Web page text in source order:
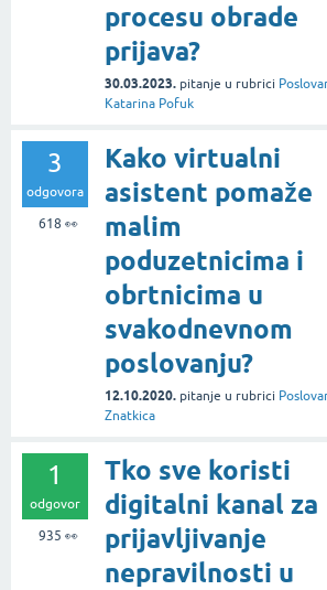
procesu obrade
prijava?
30.03.2023. pitanje u rubrici
Katarina Pofuk
3
odgovora
618 👀
Kako virtualni
asistent pomaže
malim
poduzetnicima i
obrtnicima u
svakodnevnom
poslovanju?
12.10.2020. pitanje u rubrici
Znatkica
1
odgovor
935 👀
Tko sve koristi
digitalni kanal za
prijavljivanje
nepravilnosti u